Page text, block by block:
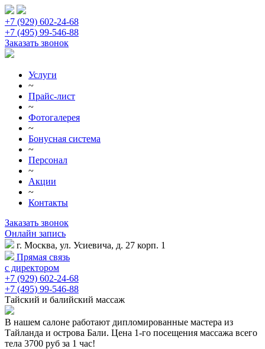
+7 (929) 602-24-68
+7 (495) 99-546-88
Заказать звонок
Услуги
~
Прайс-лист
~
Фотогалерея
~
Бонусная система
~
Персонал
~
Акции
~
Контакты
Заказать звонок
Онлайн запись
г. Москва, ул. Усиевича, д. 27 корп. 1
Прямая связь
с директором
+7 (929) 602-24-68
+7 (495) 99-546-88
Тайский и балийский массаж
В нашем салоне работают дипломированные мастера из
Тайланда и острова Бали. Цена 1-го посещения массажа всего
тела 3700 руб за 1 час!